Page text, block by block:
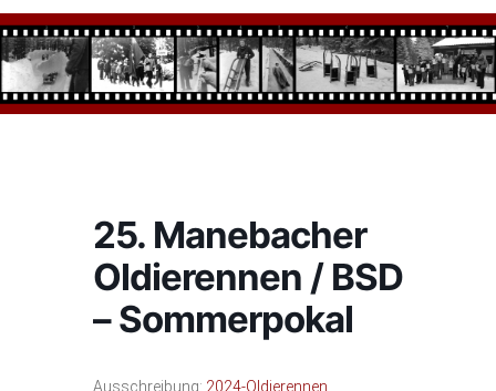
25. Manebacher
Oldierennen / BSD
– Sommerpokal
Ausschreibung: 2024-Oldierennen